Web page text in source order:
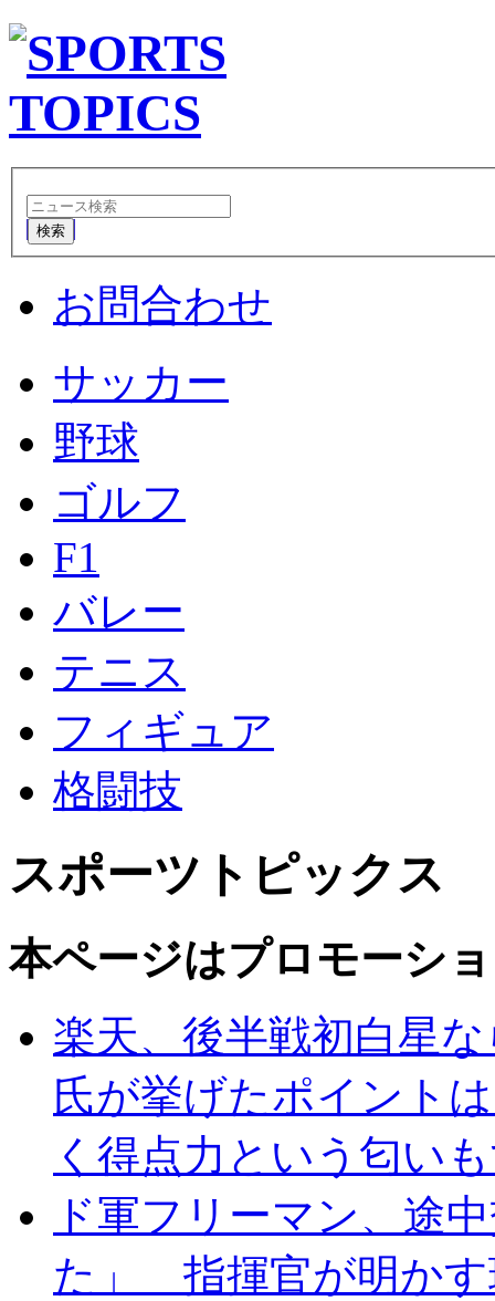
検索
お問合わせ
サッカー
野球
ゴルフ
F1
バレー
テニス
フィギュア
格闘技
スポーツトピックス
本ページはプロモーシ
楽天、後半戦初白星
氏が挙げたポイント
く得点力という匂い
ド軍フリーマン、途
た」 指揮官が明かす